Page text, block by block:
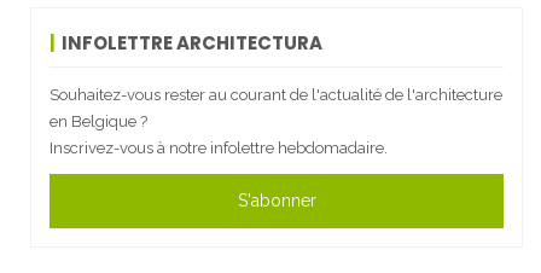
INFOLETTRE ARCHITECTURA
Souhaitez-vous rester au courant de l'actualité de l'architecture
en Belgique ?
Inscrivez-vous à notre infolettre hebdomadaire.
S'abonner